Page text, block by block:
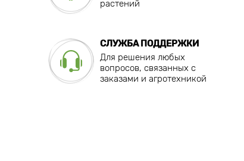
растений
СЛУЖБА ПОДДЕРЖКИ
Для решения любых
вопросов, связанных с
заказами и агротехникой